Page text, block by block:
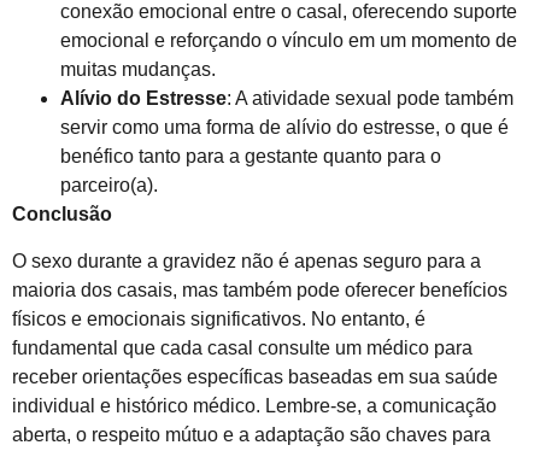
conexão emocional entre o casal, oferecendo suporte
emocional e reforçando o vínculo em um momento de
muitas mudanças.
Alívio do Estresse: A atividade sexual pode também
servir como uma forma de alívio do estresse, o que é
benéfico tanto para a gestante quanto para o
parceiro(a).
Conclusão
O sexo durante a gravidez não é apenas seguro para a
maioria dos casais, mas também pode oferecer benefícios
físicos e emocionais significativos. No entanto, é
fundamental que cada casal consulte um médico para
receber orientações específicas baseadas em sua saúde
individual e histórico médico. Lembre-se, a comunicação
aberta, o respeito mútuo e a adaptação são chaves para